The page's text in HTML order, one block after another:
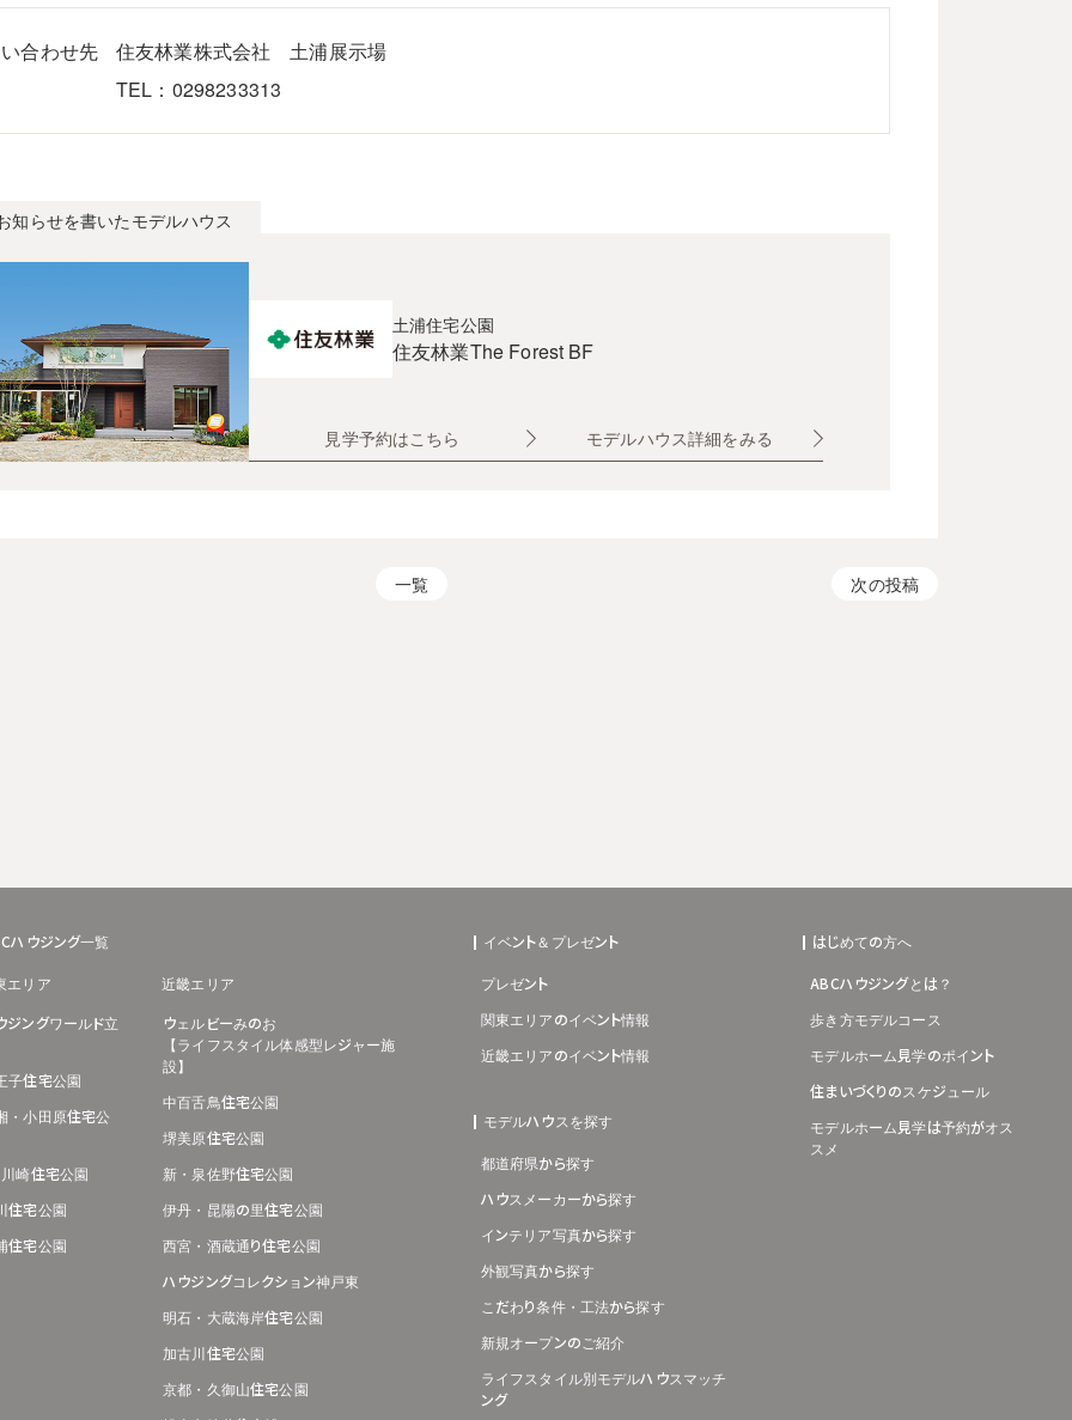
合わせ先
住友林業株式会社 土浦展示場
TEL：0298233313
知らせを書いたモデルハウス
土浦住宅公園
住友林業The Forest BF
見学予約はこちら モデルハウス詳細をみる
一覧 次の投稿
ハウジング一覧
エリア
ジングワールド立
子住宅公園
・小田原住宅公
崎住宅公園
住宅公園
住宅公園
近畿エリア
ウェルビーみのお
【ライフスタイル体感型レジャー施
設】
中百舌鳥住宅公園
堺美原住宅公園
新・泉佐野住宅公園
伊丹・昆陽の里住宅公園
西宮・酒蔵通り住宅公園
ハウジングコレクション神戸東
明石・大蔵海岸住宅公園
加古川住宅公園
京都・久御山住宅公園
イベント＆プレゼント
プレゼント
関東エリアのイベント情報
近畿エリアのイベント情報
モデルハウスを探す
都道府県から探す
ハウスメーカーから探す
インテリア写真から探す
外観写真から探す
こだわり条件・工法から探す
新規オープンのご紹介
ライフスタイル別モデルハウスマッチ
ング
はじめての方へ
ABCハウジングとは？
歩き方モデルコース
モデルホーム見学のポイント
住まいづくりのスケジュール
モデルホーム見学は予約がオス
スメ